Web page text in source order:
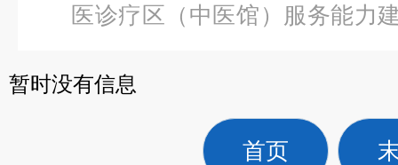
医诊疗区（中医馆）服务能力
暂时没有信息
首页